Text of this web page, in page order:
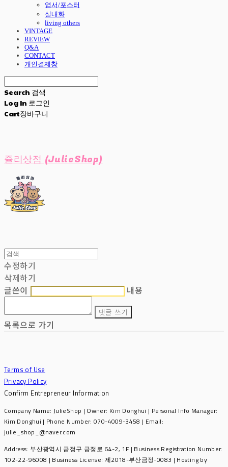
엽서/포스터
실내화
living others
VINTAGE
REVIEW
Q&A
CONTACT
개인결제창
Search 검색
Log In 로그인
Cart장바구니
쥴리상점 (JulieShop)
수정하기
삭제하기
글쓴이
내용
댓글 쓰기
목록으로 가기
Terms of Use
Privacy Policy
Confirm Entrepreneur Information
Company Name: JulieShop | Owner: Kim Donghui | Personal Info Manager:
Kim Donghui | Phone Number: 070-4009-3458 | Email:
julie_shop_@naver.com
Address: 부산광역시 금정구 금정로 64-2, 1F | Business Registration Number:
102-22-96008 | Business License: 제2018-부산금정-0083 | Hosting by